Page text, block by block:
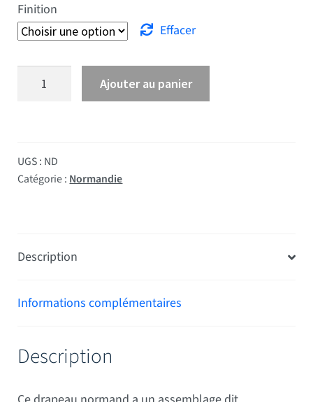
Finition
Effacer
quantité de Drapeau Normandie
Ajouter au panier
UGS : ND
Catégorie : Normandie
Description
Informations complémentaires
Description